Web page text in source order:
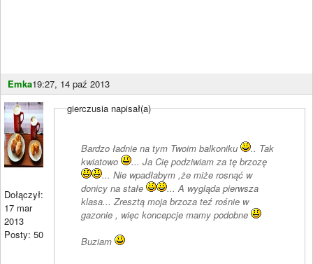
Emka19:27, 14 paź 2013
Dołączył:
17 mar
2013
Posty: 50
gierczusia napisał(a)
Bardzo ładnie na tym Twoim balkoniku
.. Tak
kwiatowo
... Ja Cię podziwiam za tę brzozę
... Nie wpadłabym ,że miże rosnąć w
donicy na stałe
... A wygląda pierwsza
klasa... Zresztą moja brzoza teź rośnie w
gazonie , więc koncepcje mamy podobne
Buziam